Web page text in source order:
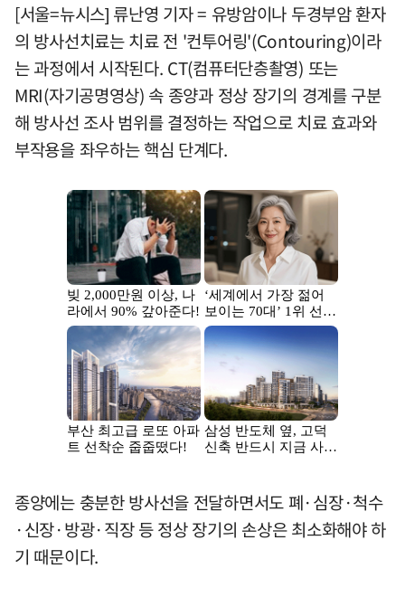
[서울=뉴시스] 류난영 기자 = 유방암이나 두경부암 환자
의 방사선치료는 치료 전 '컨투어링'(Contouring)이라
는 과정에서 시작된다. CT(컴퓨터단층촬영) 또는
MRI(자기공명영상) 속 종양과 정상 장기의 경계를 구분
해 방사선 조사 범위를 결정하는 작업으로 치료 효과와
부작용을 좌우하는 핵심 단계다.
종양에는 충분한 방사선을 전달하면서도 폐·심장·척수
·신장·방광·직장 등 정상 장기의 손상은 최소화해야 하
기 때문이다.